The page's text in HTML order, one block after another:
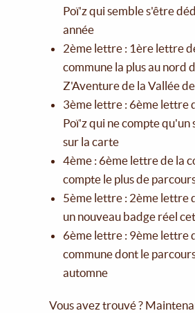
Poï'z qui semble s'être
année
2ème lettre : 1ère lettre
commune la plus au nord
Z'Aventure de la Vallée
3ème lettre : 6ème lettre
Poï'z qui ne compte qu'un
sur la carte
4ème : 6ème lettre de la
compte le plus de
5ème lettre : 2ème lettre
un nouveau badge réel
6ème lettre : 9ème lettre
commune dont le
automne
Vous avez trouvé ?